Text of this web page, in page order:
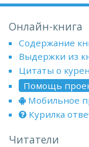
Онлайн-книга
Содержание
Выдержки из
Цитаты о
Помощь
Мобильное
Курилка
Читатели